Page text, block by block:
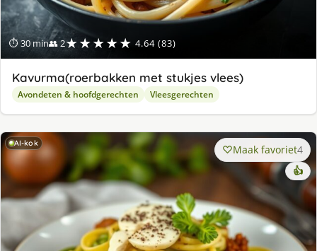
⏱ 30 min👥 2★★★★★ 4.64 (83)
Kavurma(roerbakken met stukjes vlees)
Avondeten & hoofdgerechten Vleesgerechten
AI-kok Maak favoriet4
👍